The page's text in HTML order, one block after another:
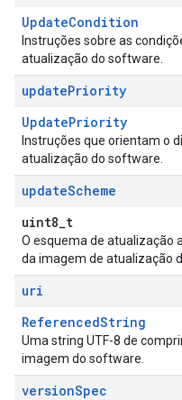
UpdateCondition
Instruções sobre as
atualização do software.
updatePriority
UpdatePriority
Instruções que orientam o
atualização do software.
updateScheme
uint8_t
O esquema de atualização
da imagem de atualização
uri
ReferencedString
Uma string UTF-8 de
imagem do software.
versionSpec